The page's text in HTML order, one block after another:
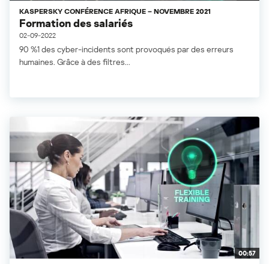
KASPERSKY CONFÉRENCE AFRIQUE – NOVEMBRE 2021
Formation des salariés
02-09-2022
90 %1 des cyber-incidents sont provoqués par des erreurs
humaines. Grâce à des filtres...
00:57